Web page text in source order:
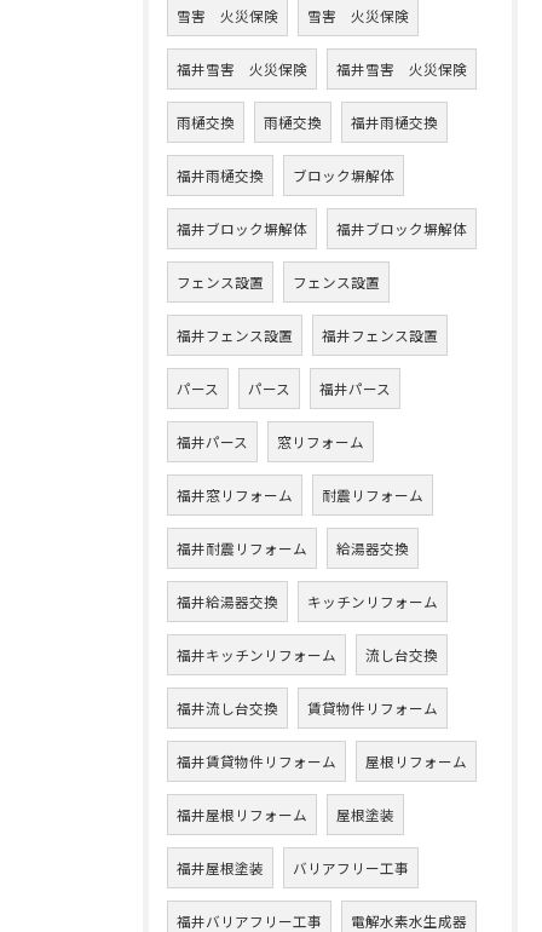
雪害 火災保険 雪害 火災保険
福井雪害 火災保険 福井雪害 火災保険
雨樋交換 雨樋交換 福井雨樋交換
福井雨樋交換 ブロック塀解体
福井ブロック塀解体 福井ブロック塀解体
フェンス設置 フェンス設置
福井フェンス設置 福井フェンス設置
パース パース 福井パース
福井パース 窓リフォーム
福井窓リフォーム 耐震リフォーム
福井耐震リフォーム 給湯器交換
福井給湯器交換 キッチンリフォーム
福井キッチンリフォーム 流し台交換
福井流し台交換 賃貸物件リフォーム
福井賃貸物件リフォーム 屋根リフォーム
福井屋根リフォーム 屋根塗装
福井屋根塗装 バリアフリー工事
福井バリアフリー工事 電解水素水生成器